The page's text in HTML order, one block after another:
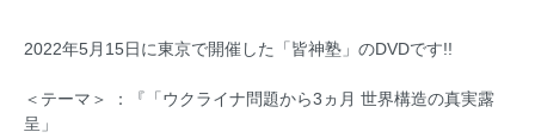
2022年5月15日に東京で開催した「皆神塾」のDVDです!!
＜テーマ＞ ：『「ウクライナ問題から3ヵ月 世界構造の真実露
呈」